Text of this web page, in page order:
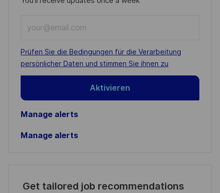
Email
address
(Required)
Required
Prüfen Sie die Bedingungen für die Verarbeitung
persönlicher Daten und stimmen Sie ihnen zu
Aktivieren
Manage alerts
Manage alerts
Get tailored job recommendations